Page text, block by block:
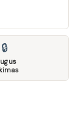
🔒